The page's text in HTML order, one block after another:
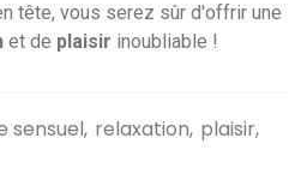
tête, vous serez sûr d'offrir une
et de plaisir inoubliable !
sensuel relaxation plaisir